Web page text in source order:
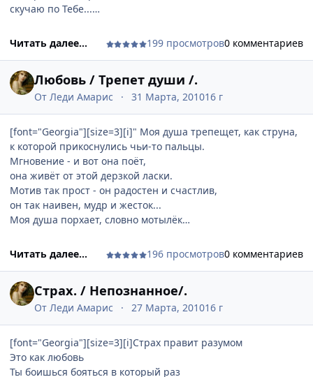
скучаю по Тебе...
Читать далее...
199 просмотров0 комментариев
Любовь / Трепет души /.
От Леди Амарис 31 Марта, 201016 г
[font="Georgia"][size=3][i]" Моя душа трепещет, как струна,
к которой прикоснулись чьи-то пальцы.
Мгновение - и вот она поёт,
она живёт от этой дерзкой ласки.
Мотив так прост - он радостен и счастлив,
он так наивен, мудр и жесток...
Моя душа порхает, словно мотылёк
Читать далее...
196 просмотров0 комментариев
Страх. / Непознанное/.
От Леди Амарис 27 Марта, 201016 г
[font="Georgia"][size=3][i]Страх правит разумом
Это как любовь
Ты боишься бояться в который раз